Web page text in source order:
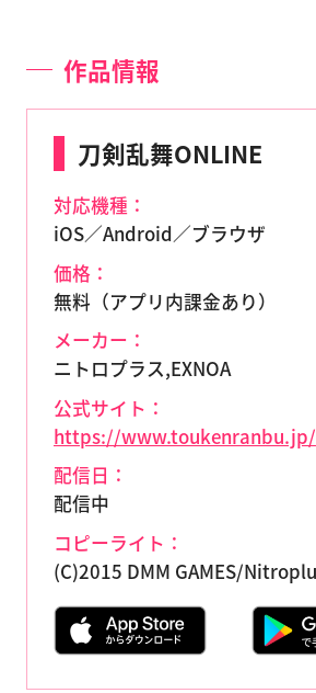
作品情報
刀剣乱舞ONLINE
対応機種：
iOS／Android／ブラウザ
価格：
無料（アプリ内課金あり）
メーカー：
ニトロプラス,EXNOA
公式サイト：
https://www.toukenranbu.jp/
配信日：
配信中
コピーライト：
(C)2015 DMM GAMES/